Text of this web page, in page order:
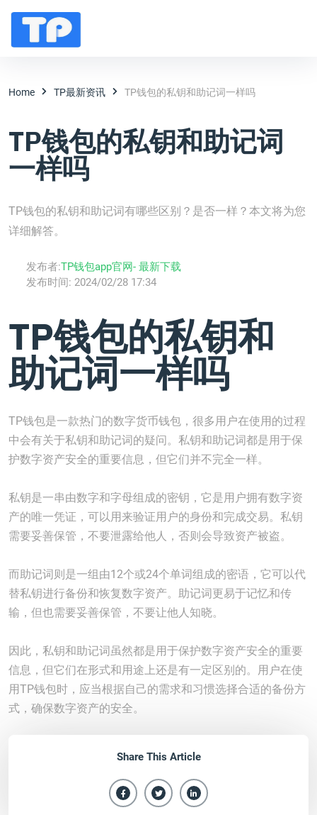
Home TP最新资讯 TP钱包的私钥和助记词一样吗
TP钱包的私钥和助记词
一样吗
TP钱包的私钥和助记词有哪些区别？是否一样？本文将为您
详细解答。
发布者:TP钱包app官网- 最新下载
发布时间: 2024/02/28 17:34
TP钱包的私钥和
助记词一样吗
TP钱包是一款热门的数字货币钱包，很多用户在使用的过程
中会有关于私钥和助记词的疑问。私钥和助记词都是用于保
护数字资产安全的重要信息，但它们并不完全一样。
私钥是一串由数字和字母组成的密钥，它是用户拥有数字资
产的唯一凭证，可以用来验证用户的身份和完成交易。私钥
需要妥善保管，不要泄露给他人，否则会导致资产被盗。
而助记词则是一组由12个或24个单词组成的密语，它可以代
替私钥进行备份和恢复数字资产。助记词更易于记忆和传
输，但也需要妥善保管，不要让他人知晓。
因此，私钥和助记词虽然都是用于保护数字资产安全的重要
信息，但它们在形式和用途上还是有一定区别的。用户在使
用TP钱包时，应当根据自己的需求和习惯选择合适的备份方
式，确保数字资产的安全。
Share This Article